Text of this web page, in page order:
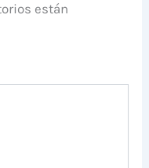
están